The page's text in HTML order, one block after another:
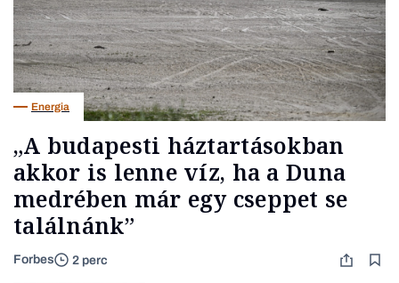
Energia
„A budapesti háztartásokban
akkor is lenne víz, ha a Duna
medrében már egy cseppet se
találnánk”
Forbes 2 perc